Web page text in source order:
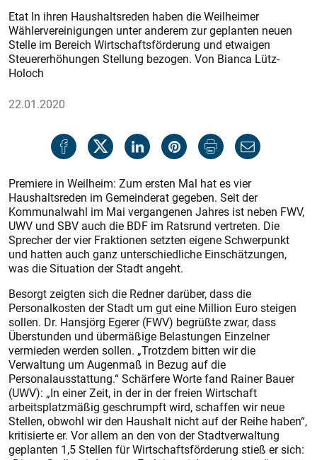
Etat In ihren Haushaltsreden haben die Weilheimer
Wählervereinigungen unter anderem zur geplanten neuen
Stelle im Bereich Wirtschaftsförderung und etwaigen
Steuererhöhungen Stellung bezogen. Von Bianca Lütz-
Holoch
22.01.2020
Premiere in Weilheim: Zum ersten Mal hat es vier
Haushaltsreden im Gemeinderat gegeben. Seit der
Kommunalwahl im Mai vergangenen Jahres ist neben FWV,
UWV und SBV auch die BDF im Ratsrund vertreten. Die
Sprecher der vier Fraktionen setzten eigene Schwerpunkt
und hatten auch ganz unterschiedliche Einschätzungen,
was die Situation der Stadt angeht.
Besorgt zeigten sich die Redner darüber, dass die
Personalkosten der Stadt um gut eine Million Euro steigen
sollen. Dr. Hansjörg Egerer (FWV) begrüßte zwar, dass
Überstunden und übermäßige Belastungen Einzelner
vermieden werden sollen. „Trotzdem bitten wir die
Verwaltung um Augenmaß in Bezug auf die
Personalausstattung.“ Schärfere Worte fand Rainer Bauer
(UWV): „In einer Zeit, in der in der freien Wirtschaft
arbeitsplatzmäßig geschrumpft wird, schaffen wir neue
Stellen, obwohl wir den Haushalt nicht auf der Reihe haben“,
kritisierte er. Vor allem an den von der Stadtverwaltung
geplanten 1,5 Stellen für Wirtschaftsförderung stieß er sich: